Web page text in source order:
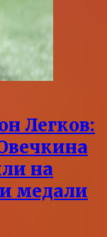
Легков:
на
медали